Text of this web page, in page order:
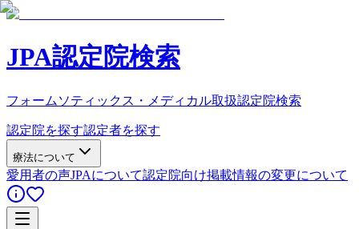
JPA認定院検索
フォームソティックス・メディカル取扱認定院検索
認定院を探す認定者を探す
療法について
愛用者の声JPAについて認定院向け掲載情報の変更について